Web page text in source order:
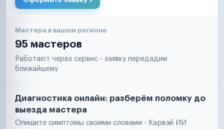
Мастера в вашем регионе
95 мастеров
Работают через сервис - заявку передадим
ближайшему
Диагностика онлайн: разберём поломку до
выезда мастера
Опишите симптомы своими словами - Карвэй ИИ